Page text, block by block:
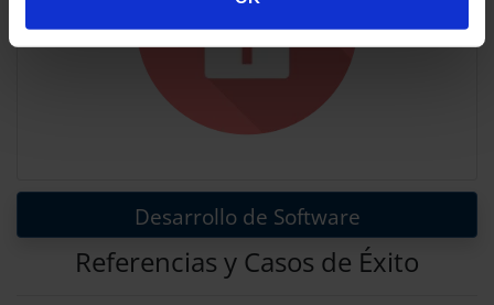
Desarrollo de Software
Referencias y Casos de Éxito